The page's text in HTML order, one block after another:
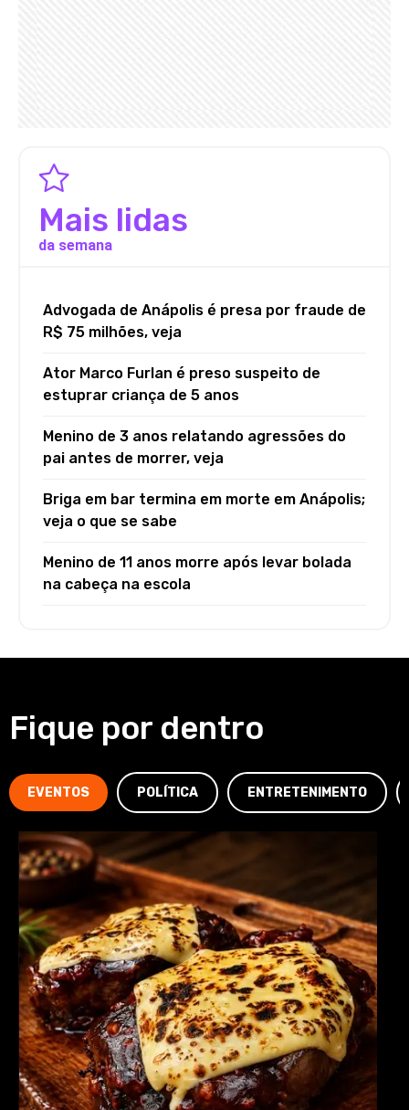
Mais lidas
da semana
Advogada de Anápolis é presa por fraude de
R$ 75 milhões, veja
Ator Marco Furlan é preso suspeito de
estuprar criança de 5 anos
Menino de 3 anos relatando agressões do
pai antes de morrer, veja
Briga em bar termina em morte em Anápolis;
veja o que se sabe
Menino de 11 anos morre após levar bolada
na cabeça na escola
Fique por dentro
EVENTOS POLÍTICA ENTRETENIMENTO